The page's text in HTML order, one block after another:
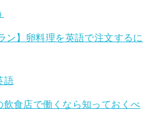
ン】卵料理を英語で注文するに
語
飲食店で働くなら知っておくべ